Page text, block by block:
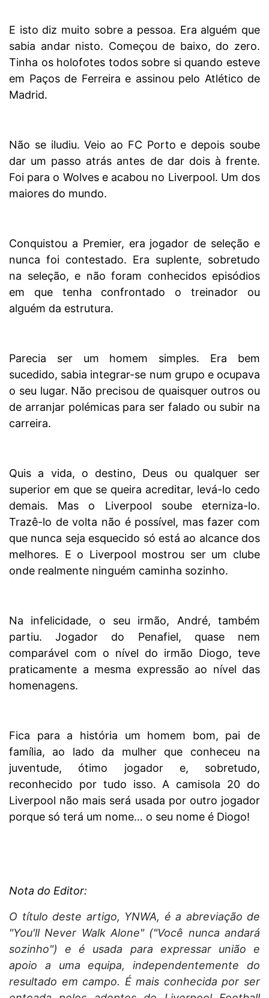
E isto diz muito sobre a pessoa. Era alguém que
sabia andar nisto. Começou de baixo, do zero.
Tinha os holofotes todos sobre si quando esteve
em Paços de Ferreira e assinou pelo Atlético de
Madrid.
Não se iludiu. Veio ao FC Porto e depois soube
dar um passo atrás antes de dar dois à frente.
Foi para o Wolves e acabou no Liverpool. Um dos
maiores do mundo.
Conquistou a Premier, era jogador de seleção e
nunca foi contestado. Era suplente, sobretudo
na seleção, e não foram conhecidos episódios
em que tenha confrontado o treinador ou
alguém da estrutura.
Parecia ser um homem simples. Era bem
sucedido, sabia integrar-se num grupo e ocupava
o seu lugar. Não precisou de quaisquer outros ou
de arranjar polémicas para ser falado ou subir na
carreira.
Quis a vida, o destino, Deus ou qualquer ser
superior em que se queira acreditar, levá-lo cedo
demais. Mas o Liverpool soube eterniza-lo.
Trazê-lo de volta não é possível, mas fazer com
que nunca seja esquecido só está ao alcance dos
melhores. E o Liverpool mostrou ser um clube
onde realmente ninguém caminha sozinho.
Na infelicidade, o seu irmão, André, também
partiu. Jogador do Penafiel, quase nem
comparável com o nível do irmão Diogo, teve
praticamente a mesma expressão ao nível das
homenagens.
Fica para a história um homem bom, pai de
família, ao lado da mulher que conheceu na
juventude, ótimo jogador e, sobretudo,
reconhecido por tudo isso. A camisola 20 do
Liverpool não mais será usada por outro jogador
porque só terá um nome… o seu nome é Diogo!
Nota do Editor:
O título deste artigo, YNWA, é a abreviação de
"You'll Never Walk Alone" ("Você nunca andará
sozinho") e é usada para expressar união e
apoio a uma equipa, independentemente do
resultado em campo. É mais conhecida por ser